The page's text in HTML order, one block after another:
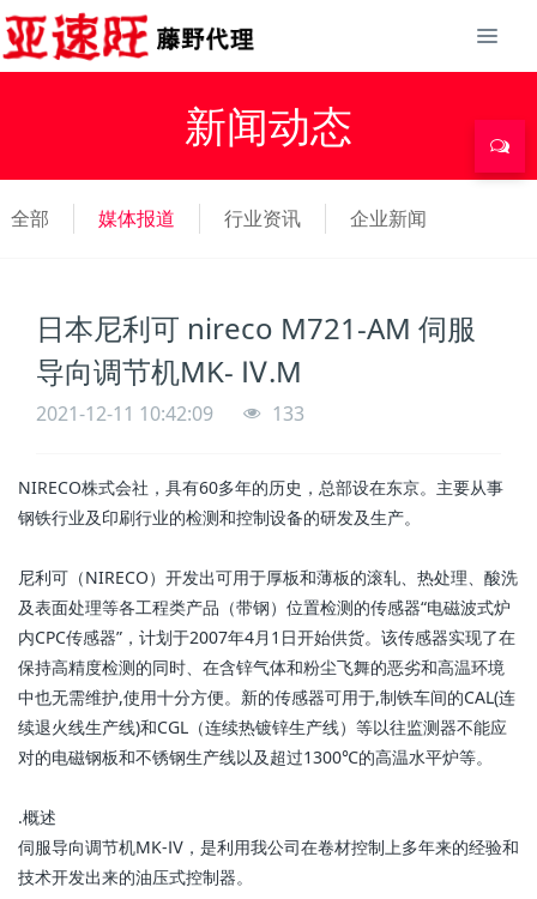
新闻动态
全部 媒体报道 行业资讯 企业新闻
日本尼利可 nireco M721-AM 伺服
导向调节机MK- Ⅳ.M
2021-12-11 10:42:09 133
NIRECO株式会社，具有60多年的历史，总部设在东京。主要从事
钢铁行业及印刷行业的检测和控制设备的研发及生产。
尼利可（NIRECO）开发出可用于厚板和薄板的滚轧、热处理、酸洗
及表面处理等各工程类产品（带钢）位置检测的传感器“电磁波式炉
内CPC传感器”，计划于2007年4月1日开始供货。该传感器实现了在
保持高精度检测的同时、在含锌气体和粉尘飞舞的恶劣和高温环境
中也无需维护,使用十分方便。新的传感器可用于,制铁车间的CAL(连
续退火线生产线)和CGL（连续热镀锌生产线）等以往监测器不能应
对的电磁钢板和不锈钢生产线以及超过1300℃的高温水平炉等。
. 概述
伺服导向调节机MK-Ⅳ，是利用我公司在卷材控制上多年来的经验和
技术开发出来的油压式控制器。